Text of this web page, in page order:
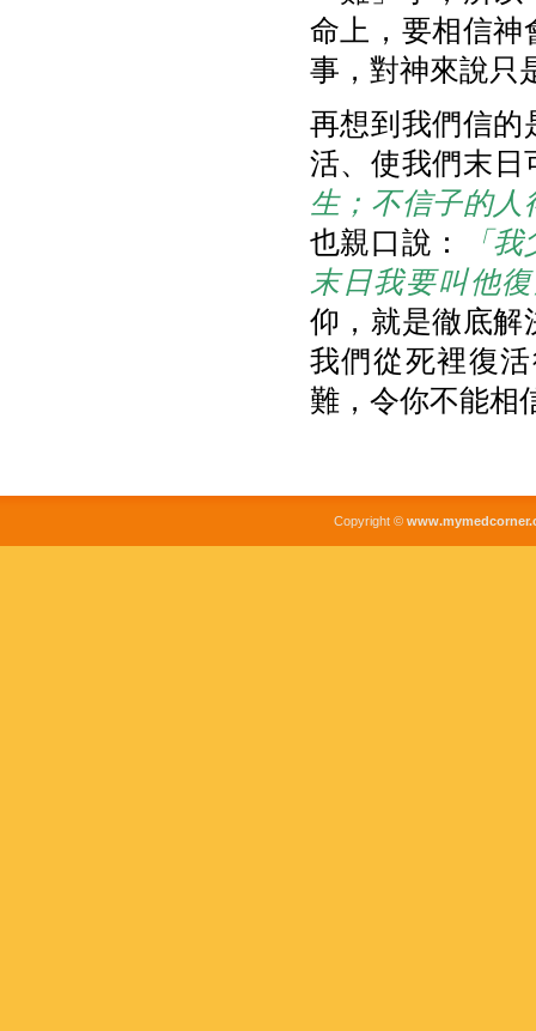
命上，要相信神
事，對神來說只
再想到我們信的
活、使我們末日
生；不信子的
也親口說：
「我
末日我要叫他
仰，就是徹底解
我們從死裡復
難，令你不能相
Copyright ©